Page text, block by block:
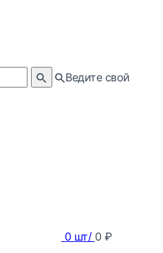
Ведите свой
0 шт/ 0 ₽